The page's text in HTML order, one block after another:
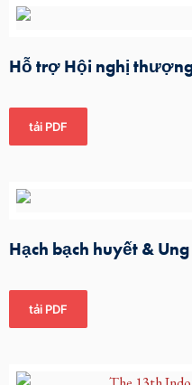
Hỗ trợ Hội nghị
tải PDF
Hạch bạch huyết &
tải PDF